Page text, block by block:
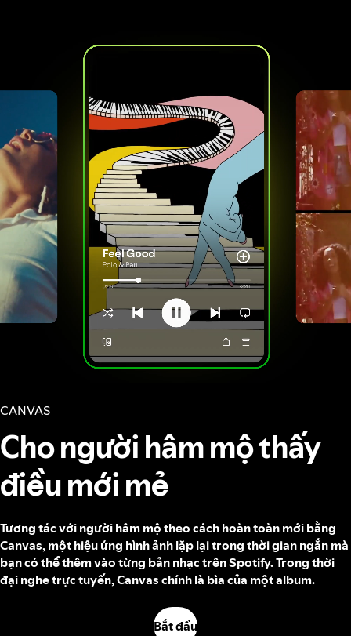
CANVAS
Cho người hâm mộ thấy
điều mới mẻ
Tương tác với người hâm mộ theo cách hoàn toàn mới bằng
Canvas, một hiệu ứng hình ảnh lặp lại trong thời gian ngắn mà
bạn có thể thêm vào từng bản nhạc trên Spotify. Trong thời
đại nghe trực tuyến, Canvas chính là bìa của một album.
Bắt đầu